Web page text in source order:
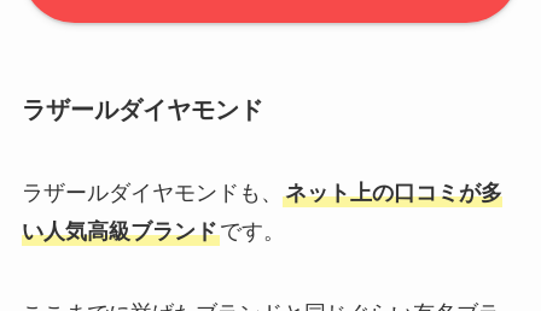
ラザールダイヤモンド
ラザールダイヤモンドも、 ネット上の口コミが多
い人気高級ブランドです。